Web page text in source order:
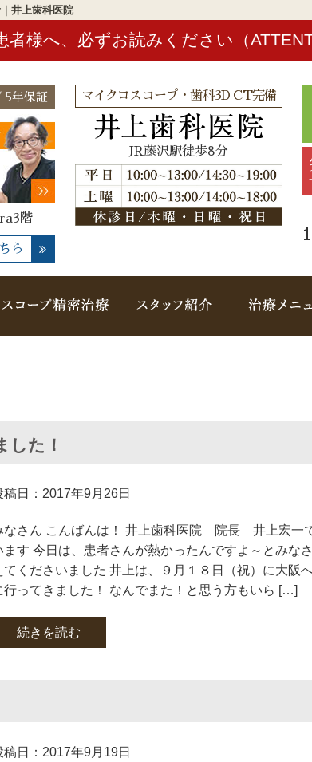
井上歯科医院
様へ、必ずお読みください（
5年保証
階
ら
マイクロスコープ・歯科3D CT完備
JR藤沢駅徒歩8分
要(初めての方へ) マイクロスコープ精密治療
スタッフ紹介
した！
稿日：2017年9月26日
なさん こんばんは！ 井上歯科医院 院長 井上宏一
ます 今日は、患者さんが熱かったんですよ～とみな
てくださいました 井上は、９月１８日（祝）に大阪
行ってきました！ なんでまた！と思う方もいら […]
続きを読む
稿日：2017年9月19日